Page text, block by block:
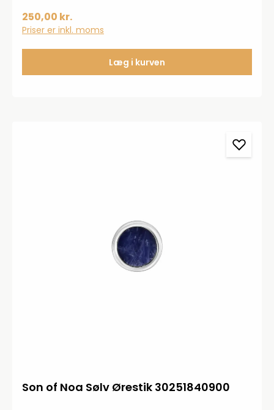
250,00 kr.
Priser er inkl. moms
Læg i kurven
Son of Noa Sølv Ørestik 30251840900